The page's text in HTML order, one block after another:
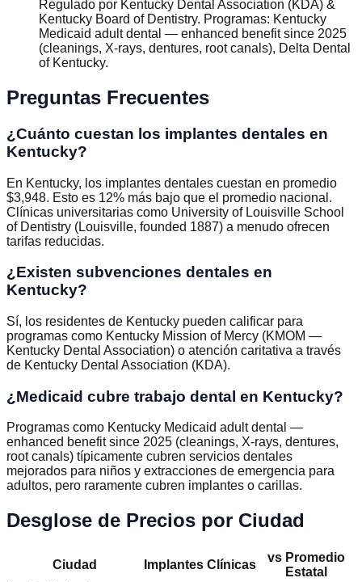
Regulado por Kentucky Dental Association (KDA) &
Kentucky Board of Dentistry. Programas: Kentucky
Medicaid adult dental — enhanced benefit since 2025
(cleanings, X-rays, dentures, root canals), Delta Dental
of Kentucky.
Preguntas Frecuentes
¿Cuánto cuestan los implantes dentales en
Kentucky?
En Kentucky, los implantes dentales cuestan en promedio
$3,948. Esto es 12% más bajo que el promedio nacional.
Clínicas universitarias como University of Louisville School
of Dentistry (Louisville, founded 1887) a menudo ofrecen
tarifas reducidas.
¿Existen subvenciones dentales en
Kentucky?
Sí, los residentes de Kentucky pueden calificar para
programas como Kentucky Mission of Mercy (KMOM —
Kentucky Dental Association) o atención caritativa a través
de Kentucky Dental Association (KDA).
¿Medicaid cubre trabajo dental en Kentucky?
Programas como Kentucky Medicaid adult dental —
enhanced benefit since 2025 (cleanings, X-rays, dentures,
root canals) típicamente cubren servicios dentales
mejorados para niños y extracciones de emergencia para
adultos, pero raramente cubren implantes o carillas.
Desglose de Precios por Ciudad
Ciudad Implantes Clínicas
vs Promedio
Estatal